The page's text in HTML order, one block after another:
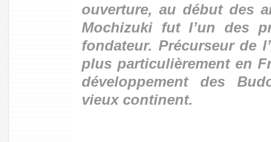
ouverture, au début des
Mochizuki fut l’un des
fondateur. Précurseur de
plus particulièrement en
développement des
vieux continent.